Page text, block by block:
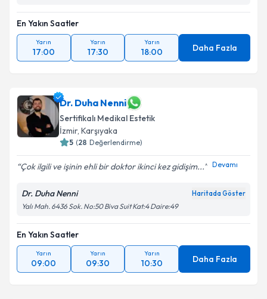
En Yakın Saatler
Yarın
17:00
Yarın
17:30
Yarın
18:00 Daha Fazla
Dr. Duha Nenni
Sertifikalı Medikal Estetik
İzmir, Karşıyaka
5 (28 Değerlendirme)
Çok ilgili ve işinin ehli bir doktor ikinci kez gidişim... Devamı
Dr. Duha Nenni Haritada Göster
Yalı Mah. 6436 Sok. No:50 Biva Suit Kat:4 Daire:49
En Yakın Saatler
Yarın
09:00
Yarın
09:30
Yarın
10:30 Daha Fazla